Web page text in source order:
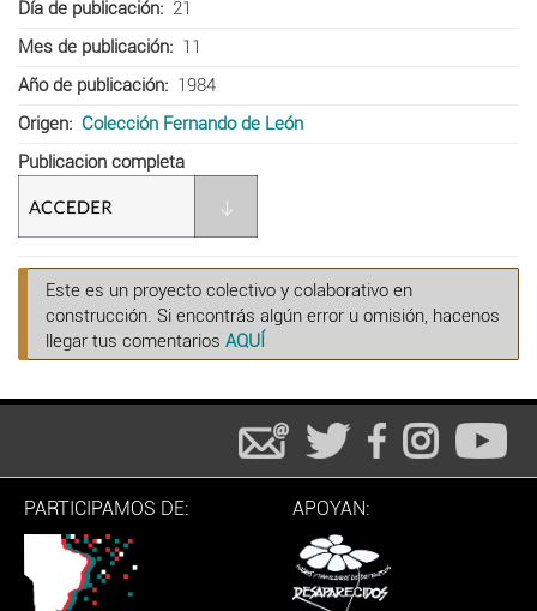
Día de publicación
21
Mes de publicación
11
Año de publicación
1984
Origen
Colección Fernando de León
Publicacion completa
Este es un proyecto colectivo y colaborativo en
construcción. Si encontrás algún error u omisión, hacenos
llegar tus comentarios AQUÍ
PARTICIPAMOS DE: APOYAN: